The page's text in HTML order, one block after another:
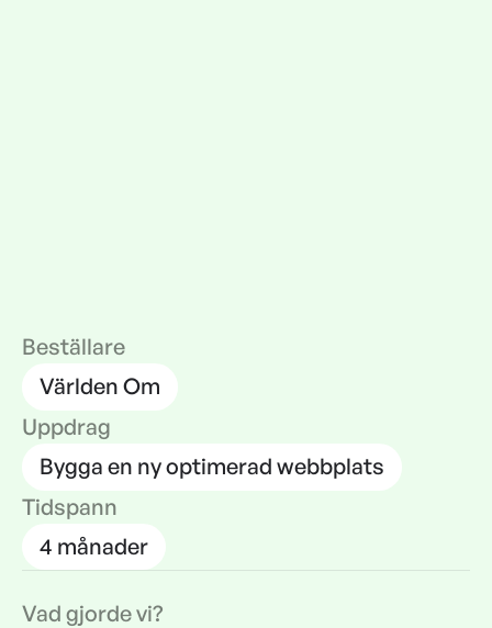
Beställare
Världen Om
Uppdrag
Bygga en ny optimerad webbplats
Tidspann
4 månader
Vad gjorde vi?